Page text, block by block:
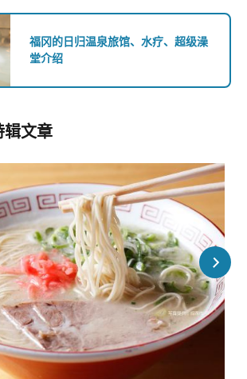
福冈的日归温泉旅馆、水疗、超级澡
堂介绍
辑文章